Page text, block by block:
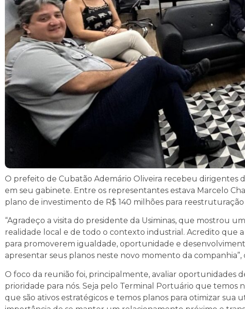
O prefeito de Cubatão Ademário Oliveira recebeu dirigentes
em seu gabinete. Entre os representantes estava Marcelo
plano de investimento de R$ 140 milhões para
“Agradeço a visita do presidente da Usiminas, que mostrou
realidade local e de todo o contexto industrial. Acredito que
para promoverem igualdade, oportunidade e
apresentar seus planos neste novo momento da companhia”,
O foco da reunião foi, principalmente, avaliar oportunidades
prioridade para nós. Seja pelo Terminal Portuário que temos
que são ativos estratégicos e temos planos para otimizar sua